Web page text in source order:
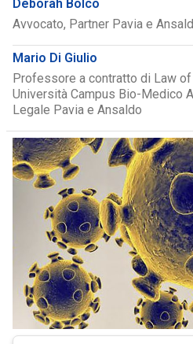
Deborah Bolco
Avvocato, Partner Pavia e
Mario Di Giulio
Professore a contratto di Law
Università Campus Bio-Medico
Legale Pavia e Ansaldo